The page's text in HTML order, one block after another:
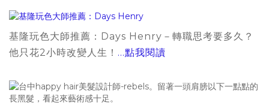
基隆玩色大師推薦：Days Henry－轉職思考要多久？
他只花2小時改變人生！ ...點我閱讀